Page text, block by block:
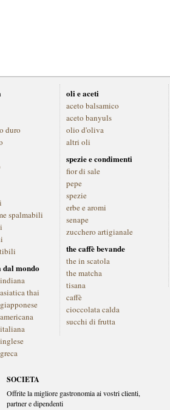
duro
spalmabili
mondo
thai
oli e aceti
aceto balsamico
aceto banyuls
olio d'oliva
altri oli
spezie e condimenti
fior di sale
pepe
spezie
erbe e aromi
senape
zucchero artigianale
the caffè bevande
the in scatola
the matcha
tisana
caffè
cioccolata calda
succhi di frutta
SOCIETA
Offrite la migliore gastronomia ai vostri clienti,
partner e dipendenti